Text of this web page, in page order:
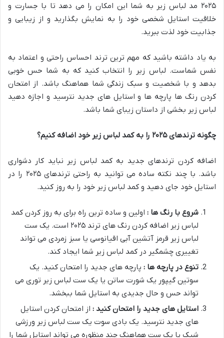
۲۰۲۵ مد لباس زیر به شما این امکان را می دهد تا با جسارت و
خلاقیت استایل شخصی خود را به نمایش بگذارید و از زیبایی و
جذابیت خود لذت ببرید.
به یاد داشته باشید که مهم ترین ترند احساس راحتی و اعتماد به
نفس شماست. لباس زیر را انتخاب کنید که به شما حس خوبی
بدهد و با شخصیت و سبک زندگی شما هماهنگ باشد. از امتحان
کردن رنگ ها پارچه ها و استایل های جدید نترسید و اجازه دهید
لباس زیر بخشی از داستان زیبای شما باشد.
چگونه ترندهای۲۰۲۵ را به کمد لباس زیر خود اضافه کنیم؟
اضافه کردن ترندهای جدید به کمد لباس زیر نباید کار دشواری
باشد. با چند نکته ساده می توانید به راحتی ترندهای ۲۰۲۵ را در
استایل خود جای دهید و کمد لباس زیر خود را به روز کنید.
شروع با رنگ ها : اولین و ساده ترین راه برای به روز کردن کمد
لباس زیر اضافه کردن رنگ های ترند ۲۰۲۵ است. یک ست
لباس زیر قرمز آتشین آبی اقیانوسی یا سبز زمردی می تواند
تغییری چشمگیر در کمد لباس زیر شما ایجاد کند.
تنوع در پارچه ها : پارچه های جدید را امتحان کنید. یک
سوتین گیپور یک شورت ساتن یا یک ست لباس زیر توری می
تواند حس و حال جدیدی به استایل شما ببخشد.
استایل های جدید را امتحان کنید : از امتحان کردن استایل
های جدید نترسید. یک بادی سوت یک ست لباس زیر ورزشی
شیک یا یک ست هماهنگ چند منظوره می تواند استایل شما را